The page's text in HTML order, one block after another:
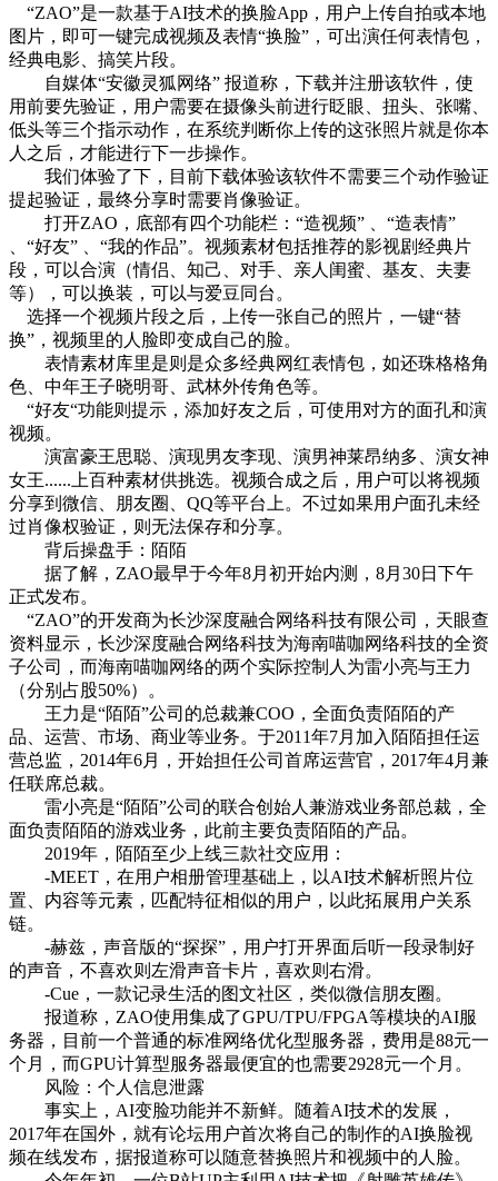
“ZAO”是一款基于AI技术的换脸App，用户上传自拍或本地
图片，即可一键完成视频及表情“换脸”，可出演任何表情包，
经典电影、搞笑片段。
自媒体“安徽灵狐网络” 报道称，下载并注册该软件，使
用前要先验证，用户需要在摄像头前进行眨眼、扭头、张嘴、
低头等三个指示动作，在系统判断你上传的这张照片就是你本
人之后，才能进行下一步操作。
我们体验了下，目前下载体验该软件不需要三个动作验证
提起验证，最终分享时需要肖像验证。
打开ZAO，底部有四个功能栏：“造视频” 、“造表情”
、“好友” 、“我的作品”。视频素材包括推荐的影视剧经典片
段，可以合演（情侣、知己、对手、亲人闺蜜、基友、夫妻
等），可以换装，可以与爱豆同台。
选择一个视频片段之后，上传一张自己的照片，一键“替
换”，视频里的人脸即变成自己的脸。
表情素材库里是则是众多经典网红表情包，如还珠格格角
色、中年王子晓明哥、武林外传角色等。
“好友“功能则提示，添加好友之后，可使用对方的面孔和演
视频。
演富豪王思聪、演现男友李现、演男神莱昂纳多、演女神
女王......上百种素材供挑选。视频合成之后，用户可以将视频
分享到微信、朋友圈、QQ等平台上。不过如果用户面孔未经
过肖像权验证，则无法保存和分享。
背后操盘手：陌陌
据了解，ZAO最早于今年8月初开始内测，8月30日下午
正式发布。
“ZAO”的开发商为长沙深度融合网络科技有限公司，天眼查
资料显示，长沙深度融合网络科技为海南喵咖网络科技的全资
子公司，而海南喵咖网络的两个实际控制人为雷小亮与王力
（分别占股50%）。
王力是“陌陌”公司的总裁兼COO，全面负责陌陌的产
品、运营、市场、商业等业务。于2011年7月加入陌陌担任运
营总监，2014年6月，开始担任公司首席运营官，2017年4月兼
任联席总裁。
雷小亮是“陌陌”公司的联合创始人兼游戏业务部总裁，全
面负责陌陌的游戏业务，此前主要负责陌陌的产品。
2019年，陌陌至少上线三款社交应用：
-MEET，在用户相册管理基础上，以AI技术解析照片位
置、内容等元素，匹配特征相似的用户，以此拓展用户关系
链。
-赫兹，声音版的“探探”，用户打开界面后听一段录制好
的声音，不喜欢则左滑声音卡片，喜欢则右滑。
-Cue，一款记录生活的图文社区，类似微信朋友圈。
报道称，ZAO使用集成了GPU/TPU/FPGA等模块的AI服
务器，目前一个普通的标准网络优化型服务器，费用是88元一
个月，而GPU计算型服务器最便宜的也需要2928元一个月。
风险：个人信息泄露
事实上，AI变脸功能并不新鲜。随着AI技术的发展，
2017年在国外，就有论坛用户首次将自己的制作的AI换脸视
频在线发布，据报道称可以随意替换照片和视频中的人脸。